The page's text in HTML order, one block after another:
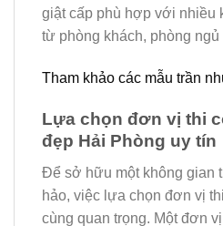
giật cấp phù hợp với nhiều
từ phòng khách, phòng ngủ
Tham khảo các mẫu trần
Lựa chọn đơn vị thi
đẹp Hải Phòng uy tín
Để sở hữu một không gian
hảo, việc lựa chọn đơn vị
cùng quan trọng. Một đơn